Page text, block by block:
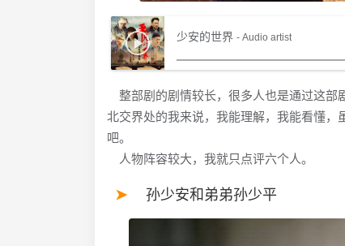
少安的世界 - Audio artist
整部剧的剧情较长，很多人也是通过这部
北交界处的我来说，我能理解，我能看懂
吧。
人物阵容较大，我就只点评六个人。
孙少安和弟弟孙少平